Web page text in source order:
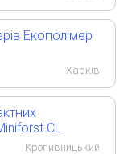
Екополімер
Харків
CL
Кропивницький